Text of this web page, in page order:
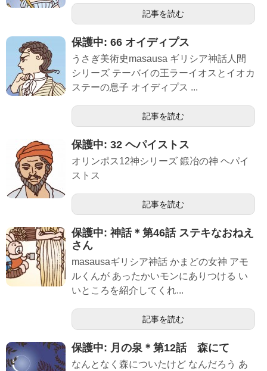
記事を読む
保護中: 66 オイディプス
うさぎ美術史masausa ギリシア神話人間
シリーズ テーバイの王ラーイオスとイオカ
ステーの息子 オイディプス ...
記事を読む
保護中: 32 ヘパイストス
オリンポス12神シリーズ 鍛冶の神 ヘパイ
ストス
記事を読む
保護中: 神話＊第46話 ステキなおねえ
さん
masausaギリシア神話 かまどの女神 アモ
ルくんが あったかいモンにありつける い
いところを紹介してくれ...
記事を読む
保護中: 月の泉＊第12話 森にて
なんとなく森についたけど なんだろう あ